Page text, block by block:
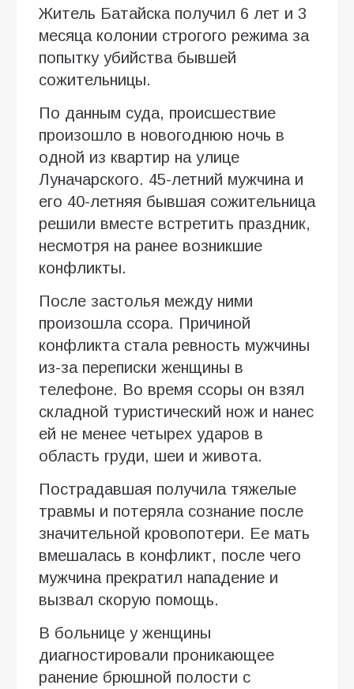
Житель Батайска получил 6 лет и 3
месяца колонии строгого режима за
попытку убийства бывшей
сожительницы.
По данным суда, происшествие
произошло в новогоднюю ночь в
одной из квартир на улице
Луначарского. 45-летний мужчина и
его 40-летняя бывшая сожительница
решили вместе встретить праздник,
несмотря на ранее возникшие
конфликты.
После застолья между ними
произошла ссора. Причиной
конфликта стала ревность мужчины
из-за переписки женщины в
телефоне. Во время ссоры он взял
складной туристический нож и нанес
ей не менее четырех ударов в
область груди, шеи и живота.
Пострадавшая получила тяжелые
травмы и потеряла сознание после
значительной кровопотери. Ее мать
вмешалась в конфликт, после чего
мужчина прекратил нападение и
вызвал скорую помощь.
В больнице у женщины
диагностировали проникающее
ранение брюшной полости с